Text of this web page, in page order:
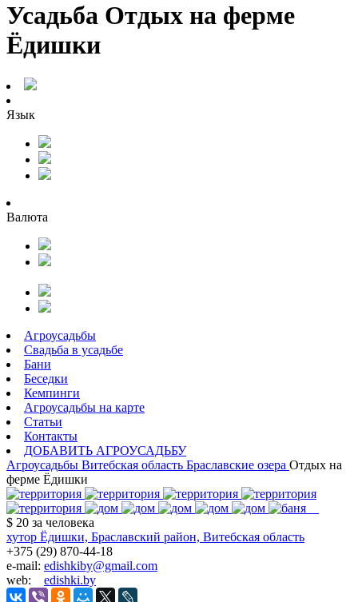
Усадьба Отдых на ферме
Ёдишки
Язык
Валюта
Агроусадьбы
Свадьба в усадьбе
Бани
Беседки
Кемпинги
Агроусадьбы на карте
Статьи
Контакты
ДОБАВИТЬ АГРОУСАДЬБУ
Агроусадьбы Витебская область Браславские озера Отдых на
ферме Ёдишки
$ 20 за человека
хутор Ёдишки, Браславский район, Витебская область
+375 (29) 870-44-18
e-mail: edishkiby@gmail.com
web: edishki.by